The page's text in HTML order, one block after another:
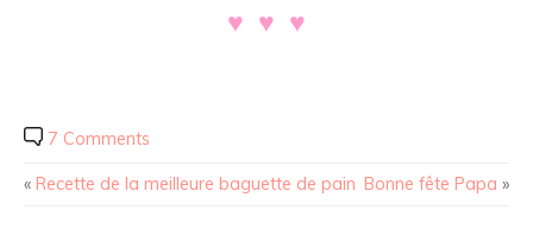
♥ ♥ ♥
7 Comments
« Recette de la meilleure baguette de pain Bonne fête Papa »